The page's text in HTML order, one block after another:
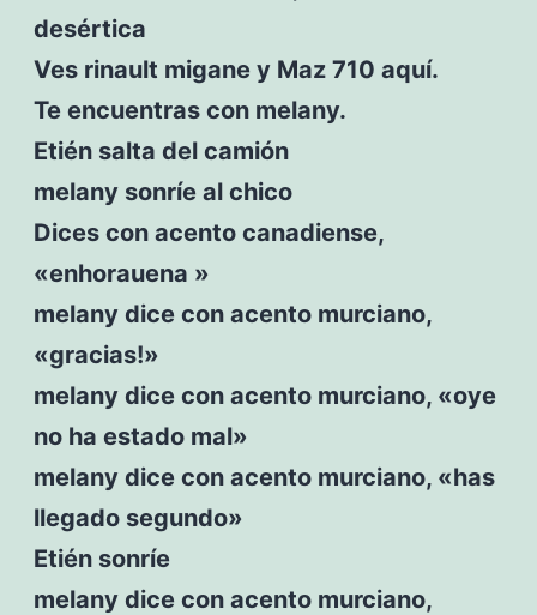
desértica
Ves rinault migane y Maz 710 aquí.
Te encuentras con melany.
Etién salta del camión
melany sonríe al chico
Dices con acento canadiense,
«enhorauena »
melany dice con acento murciano,
«gracias!»
melany dice con acento murciano, «oye
no ha estado mal»
melany dice con acento murciano, «has
llegado segundo»
Etién sonríe
melany dice con acento murciano,